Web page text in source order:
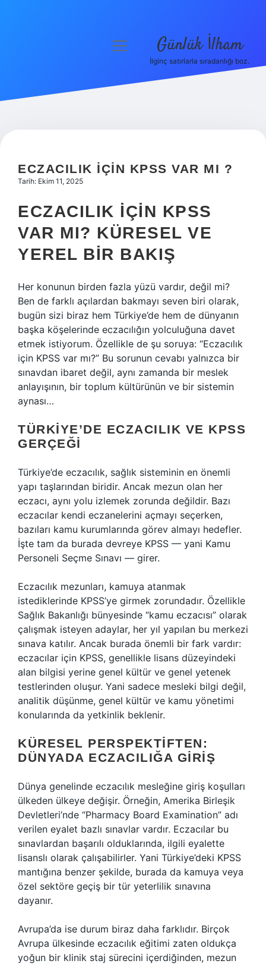
Hakkımızda
menüyü
Günlük İlham
İlginç satırlarla sıradanlığı boz.
ECZACILIK IÇIN KPSS VAR MI ?
Tarih: Ekim 11, 2025
ECZACILIK İÇIN KPSS
VAR MI? KÜRESEL VE
YEREL BIR BAKIŞ
Her konunun birden fazla yüzü vardır, değil mi?
Ben de farklı açılardan bakmayı seven biri olarak,
bugün sizi biraz hem Türkiye’de hem de dünyanın
başka köşelerinde eczacılığın yolculuğuna davet
etmek istiyorum. Özellikle de şu soruya: “Eczacılık
için KPSS var mı?” Bu sorunun cevabı yalnızca bir
sınavdan ibaret değil, aynı zamanda bir meslek
anlayışının, bir toplum kültürünün ve bir sistemin
aynası…
TÜRKIYE’DE ECZACILIK VE KPSS
GERÇEĞI
Türkiye’de eczacılık, sağlık sisteminin en önemli
yapı taşlarından biridir. Ancak mezun olan her
eczacı, aynı yolu izlemek zorunda değildir. Bazı
eczacılar kendi eczanelerini açmayı seçerken,
bazıları kamu kurumlarında görev almayı hedefler.
İşte tam da burada devreye KPSS — yani Kamu
Personeli Seçme Sınavı — girer.
Eczacılık mezunları, kamuya atanmak
istediklerinde KPSS’ye girmek zorundadır. Özellikle
Sağlık Bakanlığı bünyesinde “kamu eczacısı” olarak
çalışmak isteyen adaylar, her yıl yapılan bu merkezi
sınava katılır. Ancak burada önemli bir fark vardır:
eczacılar için KPSS, genellikle lisans düzeyindeki
alan bilgisi yerine genel kültür ve genel yetenek
testlerinden oluşur. Yani sadece mesleki bilgi değil,
analitik düşünme, genel kültür ve kamu yönetimi
konularında da yetkinlik beklenir.
KÜRESEL PERSPEKTIFTEN:
DÜNYADA ECZACILIĞA GIRIŞ
Dünya genelinde eczacılık mesleğine giriş koşulları
ülkeden ülkeye değişir. Örneğin, Amerika Birleşik
Devletleri’nde “Pharmacy Board Examination” adı
verilen eyalet bazlı sınavlar vardır. Eczacılar bu
sınavlardan başarılı olduklarında, ilgili eyalette
lisanslı olarak çalışabilirler. Yani Türkiye’deki KPSS
mantığına benzer şekilde, burada da kamuya veya
özel sektöre geçiş bir tür yeterlilik sınavına
dayanır.
Avrupa’da ise durum biraz daha farklıdır. Birçok
Avrupa ülkesinde eczacılık eğitimi zaten oldukça
yoğun bir klinik staj sürecini içerdiğinden, mezun